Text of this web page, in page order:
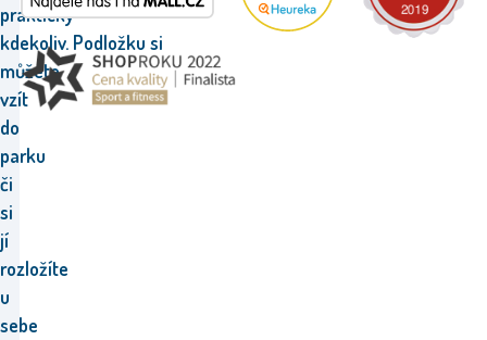
prakticky
kdekoliv. Podložku si
můžete
vzít
do
parku
či
si
jí
rozložíte
u
sebe